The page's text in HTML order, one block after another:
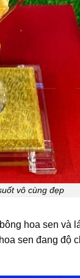
vô cùng đẹp
hoa sen và
sen đang độ